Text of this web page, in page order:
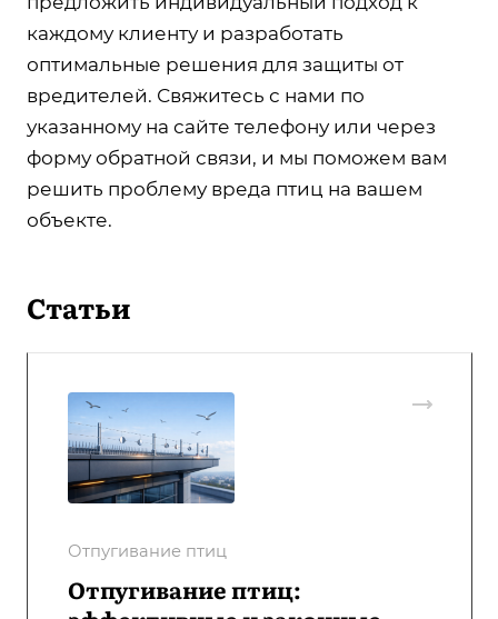
каждому клиенту и разработать
оптимальные решения для защиты от
вредителей. Свяжитесь с нами по
указанному на сайте телефону или через
форму обратной связи, и мы поможем вам
решить проблему вреда птиц на вашем
объекте.
Статьи
Отпугивание птиц
Отпугивание птиц: